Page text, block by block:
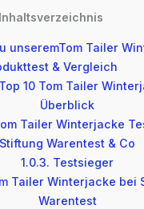
Inhaltsverzeichnis
unseremTom Tailer
& Vergleich
10 Tom Tailer
Überblick
Tailer Winterjacke
Stiftung Warentest & Co
1.0.3. Testsieger
Tailer Winterjacke bei
Warentest